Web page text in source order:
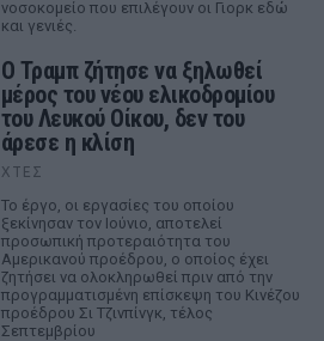
νοσοκομείο που επιλέγουν οι Γιορκ εδώ
και γενιές.
Ο Τραμπ ζήτησε να ξηλωθεί
μέρος του νέου ελικοδρομίου
του Λευκού Οίκου, δεν του
άρεσε η κλίση
ΧΤΕΣ
Το έργο, οι εργασίες του οποίου
ξεκίνησαν τον Ιούνιο, αποτελεί
προσωπική προτεραιότητα του
Αμερικανού προέδρου, ο οποίος έχει
ζητήσει να ολοκληρωθεί πριν από την
προγραμματισμένη επίσκεψη του Κινέζου
προέδρου Σι Τζινπίνγκ, τέλος
Σεπτεμβρίου